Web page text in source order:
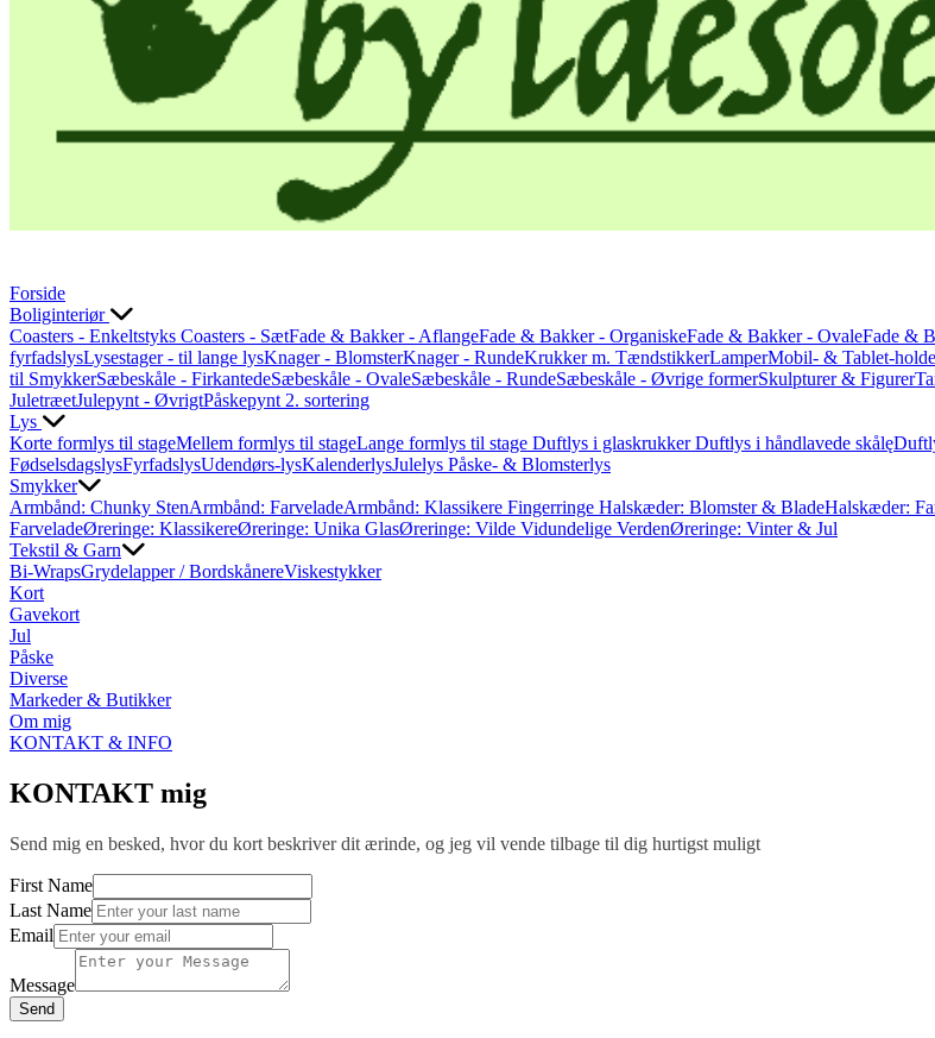
Forside
Boliginteriør
Coasters - Enkeltstyks Coasters - SætFade & Bakker - AflangeFade & Bakker - OrganiskeFade & Bakker - OvaleFade &
fyrfadslysLysestager - til lange lysKnager - BlomsterKnager - RundeKrukker m. TændstikkerLamperMobil- & Tablet-
til SmykkerSæbeskåle - FirkantedeSæbeskåle - OvaleSæbeskåle - RundeSæbeskåle - Øvrige formerSkulpturer & Figurer
JuletræetJulepynt - ØvrigtPåskepynt 2. sortering
Lys
Korte formlys til stageMellem formlys til stageLange formlys til stage Duftlys i glaskrukkerDuftlys i håndlavede skålę
FødselsdagslysFyrfadslysUdendørs-lysKalenderlysJulelys Påske- & Blomsterlys
Smykker
Armbånd: Chunky StenArmbånd: FarveladeArmbånd: Klassikere Fingerringe Halskæder: Blomster & BladeHalskæder:
FarveladeØreringe: KlassikereØreringe: Unika GlasØreringe: Vilde Vidundelige VerdenØreringe: Vinter & Jul
Tekstil & Garn
Bi-WrapsGrydelapper / BordskånereViskestykker
Kort
Gavekort
Jul
Påske
Diverse
Markeder & Butikker
Om mig
KONTAKT & INFO
KONTAKT mig
Send mig en besked, hvor du kort beskriver dit ærinde, og jeg vil vende tilbage til dig hurtigst muligt
First Name
Last Name
Email
Message
Send